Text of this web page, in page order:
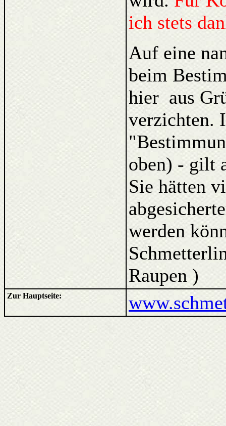
ich stets
Auf eine
beim
hier aus
verzichten.
oben) - gilt
Sie hätten
werden
Raupen )
Zur Hauptseite: